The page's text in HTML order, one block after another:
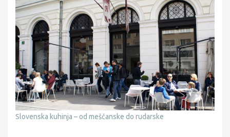
Slovenska kuhinja – od meščanske do rudarske